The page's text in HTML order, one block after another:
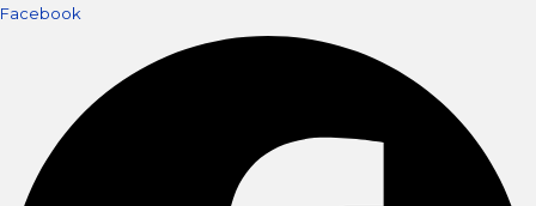
Facebook